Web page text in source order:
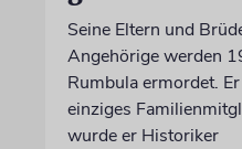
Seine Eltern und
Angehörige werden
Rumbula ermordet.
einziges
wurde er Historiker